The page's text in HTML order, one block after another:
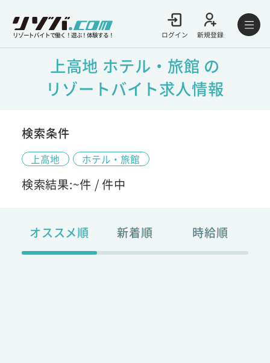
リゾートバイトで働く！遊ぶ！体験する！ ログイン 新規登録
上高地 ホテル・旅館 の
リゾートバイト求人情報
検索条件
上高地 ホテル・旅館
検索結果:~件 /件中
オススメ順 新着順 時給順